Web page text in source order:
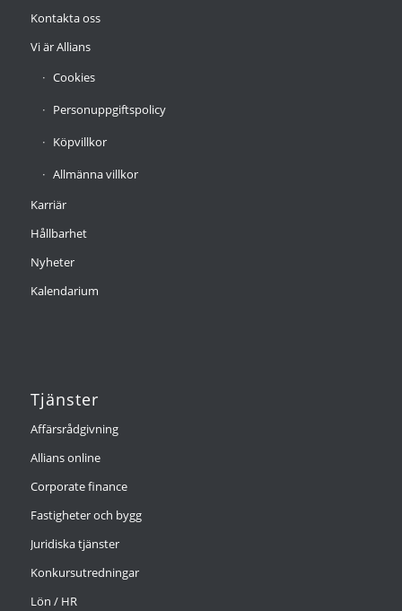
Kontakta oss
Vi är Allians
Cookies
Personuppgiftspolicy
Köpvillkor
Allmänna villkor
Karriär
Hållbarhet
Nyheter
Kalendarium
Tjänster
Affärsrådgivning
Allians online
Corporate finance
Fastigheter och bygg
Juridiska tjänster
Konkursutredningar
Lön / HR